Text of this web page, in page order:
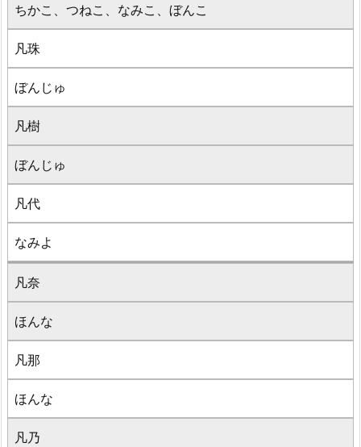
ちかこ、つねこ、なみこ、ぼんこ
凡珠
ぼんじゅ
凡樹
ぼんじゅ
凡代
なみよ
凡奈
ほんな
凡那
ほんな
凡乃